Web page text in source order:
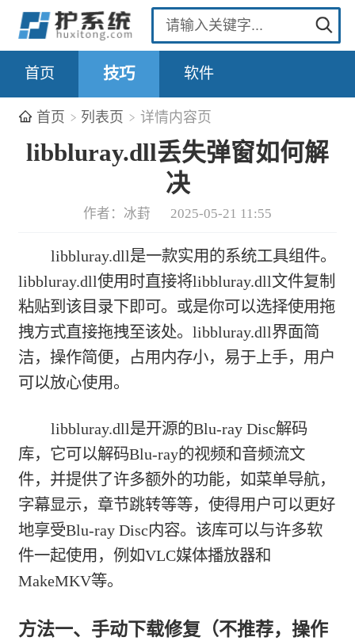
首页 技巧 软件
首页 列表页 详情内容页
libbluray.dll丢失弹窗如何解
决
作者：冰葑 2025-05-21 11:55
libbluray.dll是一款实用的系统工具组件。
libbluray.dll使用时直接将libbluray.dll文件复制
粘贴到该目录下即可。或是你可以选择使用拖
拽方式直接拖拽至该处。libbluray.dll界面简
洁，操作简便，占用内存小，易于上手，用户
可以放心使用。
libbluray.dll是开源的Blu-ray Disc解码
库，它可以解码Blu-ray的视频和音频流文
件，并提供了许多额外的功能，如菜单导航，
字幕显示，章节跳转等等，使得用户可以更好
地享受Blu-ray Disc内容。该库可以与许多软
件一起使用，例如VLC媒体播放器和
MakeMKV等。
方法一、手动下载修复（不推荐，操作